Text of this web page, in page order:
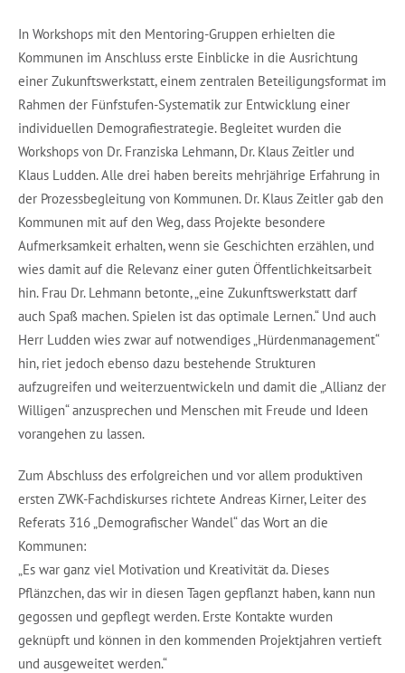
In Workshops mit den Mentoring-Gruppen erhielten die
Kommunen im Anschluss erste Einblicke in die Ausrichtung
einer Zukunftswerkstatt, einem zentralen Beteiligungsformat im
Rahmen der Fünfstufen-Systematik zur Entwicklung einer
individuellen Demografiestrategie. Begleitet wurden die
Workshops von Dr. Franziska Lehmann, Dr. Klaus Zeitler und
Klaus Ludden. Alle drei haben bereits mehrjährige Erfahrung in
der Prozessbegleitung von Kommunen. Dr. Klaus Zeitler gab den
Kommunen mit auf den Weg, dass Projekte besondere
Aufmerksamkeit erhalten, wenn sie Geschichten erzählen, und
wies damit auf die Relevanz einer guten Öffentlichkeitsarbeit
hin. Frau Dr. Lehmann betonte, „eine Zukunftswerkstatt darf
auch Spaß machen. Spielen ist das optimale Lernen.“ Und auch
Herr Ludden wies zwar auf notwendiges „Hürdenmanagement“
hin, riet jedoch ebenso dazu bestehende Strukturen
aufzugreifen und weiterzuentwickeln und damit die „Allianz der
Willigen“ anzusprechen und Menschen mit Freude und Ideen
vorangehen zu lassen.
Zum Abschluss des erfolgreichen und vor allem produktiven
ersten ZWK-Fachdiskurses richtete Andreas Kirner, Leiter des
Referats 316 „Demografischer Wandel“ das Wort an die
Kommunen:
„Es war ganz viel Motivation und Kreativität da. Dieses
Pflänzchen, das wir in diesen Tagen gepflanzt haben, kann nun
gegossen und gepflegt werden. Erste Kontakte wurden
geknüpft und können in den kommenden Projektjahren vertieft
und ausgeweitet werden.“